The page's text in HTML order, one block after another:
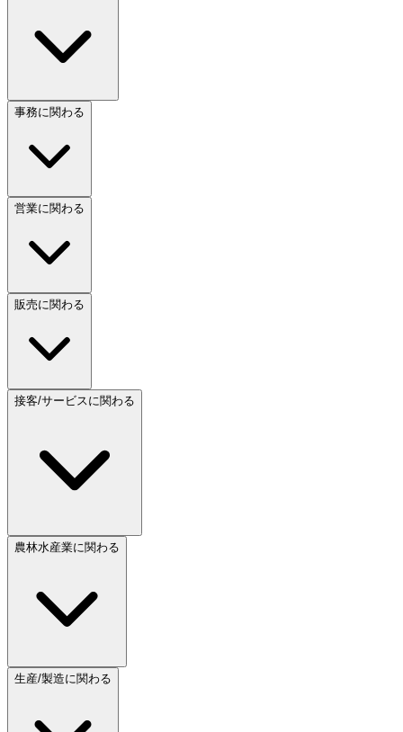
事務に関わる
営業に関わる
販売に関わる
接客/サービスに関わる
農林水産業に関わる
生産/製造に関わる